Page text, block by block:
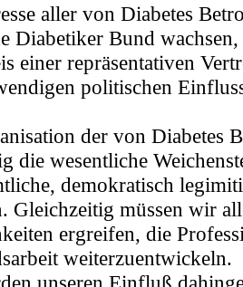
aller von Diabetes
Diabetiker Bund
einer repräsentativen
politischen
der von Diabetes
die wesentliche
demokratisch
Gleichzeitig müssen wir
ergreifen, die
weiterzuentwickeln.